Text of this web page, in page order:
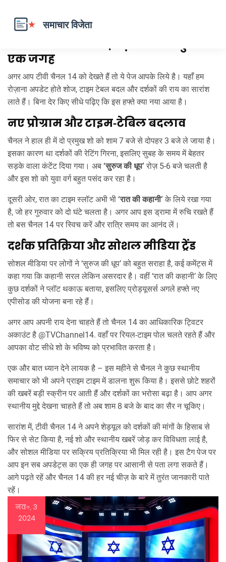
टीवी चैनल 14 की ताज़ा ख़बरें – सब कुछ
एक जगह
अगर आप टीवी चैनल 14 को देखते हैं तो ये पेज आपके लिये है। यहाँ हम
रोज़ाना अपडेट होते शोज, टाइम टेबल बदल और दर्शकों की राय का सारांश
लाते हैं। बिना देर किए सीधे पढ़िए कि इस हफ्ते क्या नया आया है।
नए प्रोग्राम और टाइम‑टेबिल बदलाव
चैनल ने हाल ही में दो प्रमुख शो को शाम 7 बजे से दोपहर 3 बजे ले जाया है।
इसका कारण था दर्शकों की रेटिंग गिरना, इसलिए सुबह के समय में बेहतर
सड़के वाला कंटेंट दिया गया। अब ‘सुरुज की धूप’ रोज़ 5‑6 बजे चलती है
और इस शो को युवा वर्ग बहुत पसंद कर रहा है।
दूसरी ओर, रात का टाइम स्लॉट अभी भी ‘रात की कहानी’ के लिये रखा गया
है, जो हर गुरुवार को दो घंटे चलता है। अगर आप इस ड्रामा में रुचि रखते हैं
तो बस चैनल 14 पर स्विच करें और रात्रि समय का आनंद लें।
दर्शक प्रतिक्रिया और सोशल मीडिया ट्रेंड
सोशल मीडिया पर लोगों ने ‘सुरुज की धूप’ को बहुत सराहा है, कई कमेंट्स में
कहा गया कि कहानी सरल लेकिन असरदार है। वहीं ‘रात की कहानी’ के लिए
कुछ दर्शकों ने प्लॉट थकाऊ बताया, इसलिए प्रोड्यूसर्स अगले हफ्ते नए
एपीसोड की योजना बना रहे हैं।
अगर आप अपनी राय देना चाहते हैं तो चैनल 14 का आधिकारिक ट्विटर
अकाउंट है @TVChannel14. वहाँ पर रियल‑टाइम पोल चलते रहते हैं और
आपका वोट सीधे शो के भविष्य को प्रभावित करता है।
एक और बात ध्यान देने लायक है – इस महीने से चैनल ने कुछ स्थानीय
समाचार को भी अपने प्राइम टाइम में डालना शुरू किया है। इससे छोटे शहरों
की खबरें बड़ी स्क्रीन पर आती हैं और दर्शकों का भरोसा बढ़ा है। आप अगर
स्थानीय मुद्दे देखना चाहते हैं तो अब शाम 8 बजे के बाद का सैर न चूकिए।
सारांश में, टीवी चैनल 14 ने अपने शेड्यूल को दर्शकों की मांगों के हिसाब से
फिर से सेट किया है, नई शो और स्थानीय खबरें जोड़ कर विविधता लाई है,
और सोशल मीडिया पर सक्रिय प्रतिक्रिया भी मिल रही है। इस टैग पेज पर
आप इन सब अपडेट्स का एक ही जगह पर आसानी से पता लगा सकते हैं।
आगे पढ़ते रहें और चैनल 14 की हर नई चीज़ के बारे में तुरंत जानकारी पाते
रहें।
नव॰, 3
2024